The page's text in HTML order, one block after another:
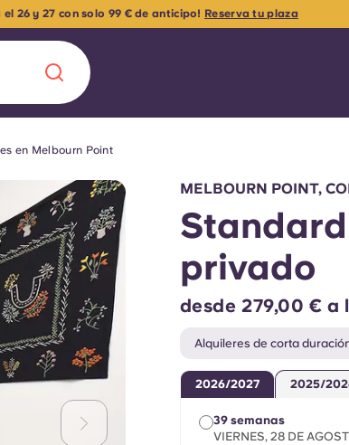
Quiénes somos
Preguntas frecuentes
este verano? Reserva tu habitación en Melbourn Point.
en Melbourn Point
MELBOURN POINT,
privado
desde 279,00 € a
Alquileres de corta
2026/2027 2025/
39 semanas
VIERNES, 28 DE